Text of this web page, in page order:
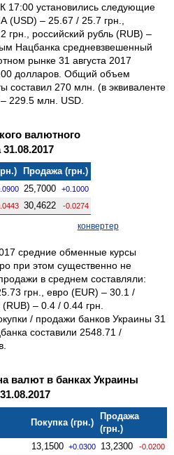
17:00 установились следующие
– 25.67 / 25.7 грн.,
грн., российский рубль (RUB) –
Нацбанка средневзвешенный
рынке 31 августа 2017
долларов. Общий объем
составил 270 млн. (в эквиваленте
229.5 млн. USD.
валютного
Продажа (грн.)
25,7000 +0.1000
30,4622 -0.0274
конвертер
средние обменные курсы
при этом существенно не
в среднем составляли:
грн., евро (EUR) – 30.1 /
– 0.4 / 0.44 грн.
/ продажи банков Украины 31
составили 2548.71 /
валют в банках Украины
Покупка (грн.)
Продажа
(грн.)
13,1500 +0.0300 13,2300 -0.0200